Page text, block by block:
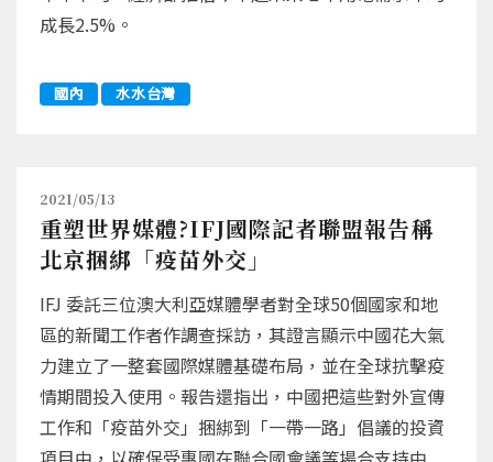
成長2.5%。
國內 水水台灣
2021/05/13
重塑世界媒體?IFJ國際記者聯盟報告稱
北京捆綁「疫苗外交」
IFJ 委託三位澳大利亞媒體學者對全球50個國家和地
區的新聞工作者作調查採訪，其證言顯示中國花大氣
力建立了一整套國際媒體基礎布局，並在全球抗擊疫
情期間投入使用。報告還指出，中國把這些對外宣傳
工作和「疫苗外交」捆綁到「一帶一路」倡議的投資